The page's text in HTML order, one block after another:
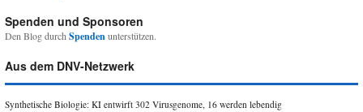
Spenden und Sponsoren
Den Blog durchSpendenunterstützen.
Aus dem DNV-Netzwerk
Synthetische Biologie: KI entwirft 302 Virusgenome, 16 werden lebendig